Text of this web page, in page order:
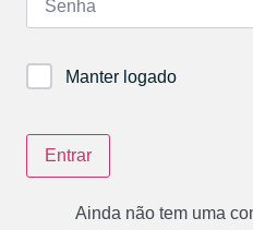
Manter logado
Entrar
Ainda não tem uma